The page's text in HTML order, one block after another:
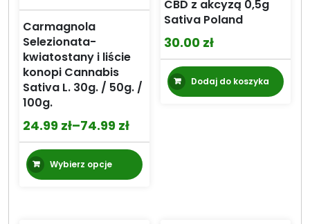
Carmagnola
Selezionata-
kwiatostany i liście
konopi Cannabis
Sativa L. 30g. / 50g. /
100g.
24.99 zł–74.99 zł
Zakres
cen:
od
Wybierz opcje
Ten
produkt
CBD z akcyzą 0,5g
Sativa Poland
30.00 zł
Dodaj do koszyka